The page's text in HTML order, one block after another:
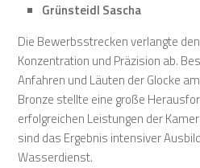
Grünsteidl Sascha
Die Bewerbsstrecken verlangte
Konzentration und Präzision ab.
Anfahren und Läuten der Glocke
Bronze stellte eine große
erfolgreichen Leistungen der
sind das Ergebnis intensiver
Wasserdienst.